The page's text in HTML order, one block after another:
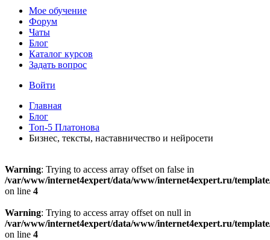
Мое обучение
Форум
Чаты
Блог
Каталог курсов
Задать вопрос
Войти
Главная
Блог
Топ-5 Платонова
Бизнес, тексты, наставничество и нейросети
Warning: Trying to access array offset on false in
/var/www/internet4expert/data/www/internet4expert.ru/
on line 4
Warning: Trying to access array offset on null in
/var/www/internet4expert/data/www/internet4expert.ru/
on line 4